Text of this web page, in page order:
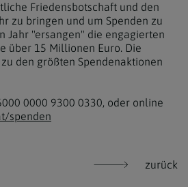
Friedensbotschaft und den
zu bringen und um Spenden zu
Jahr "ersangen" die engagierten
über 15 Millionen Euro. Die
den größten Spendenaktionen
0000 9300 0330, oder online
spenden
zurück